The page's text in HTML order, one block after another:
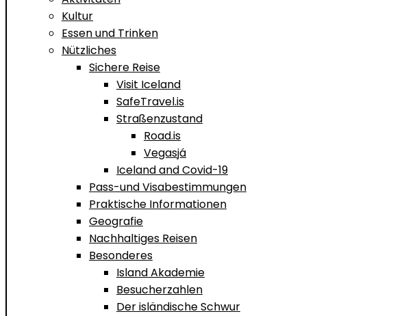
Kultur
Essen und Trinken
Nützliches
Sichere Reise
Visit Iceland
SafeTravel.is
Straßenzustand
Road.is
Vegasjá
Iceland and Covid-19
Pass-und Visabestimmungen
Praktische Informationen
Geografie
Nachhaltiges Reisen
Besonderes
Island Akademie
Besucherzahlen
Der isländische Schwur